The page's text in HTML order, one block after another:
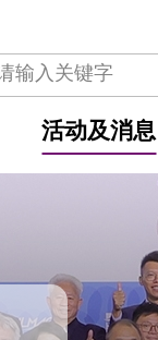
活动及消息